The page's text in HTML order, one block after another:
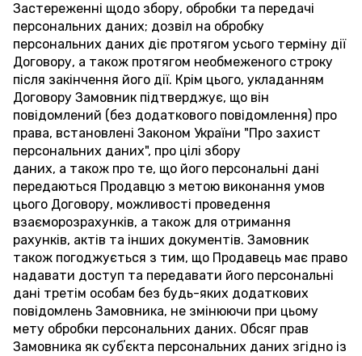
Застереженні щодо збору, обробки та передачі
персональних даних; дозвіл на обробку
персональних даних діє протягом усього терміну дії
Договору, а також протягом необмеженого строку
після закінчення його дії. Крім цього, укладанням
Договору Замовник підтверджує, що він
повідомлений (без додаткового повідомлення) про
права, встановлені Законом України "Про захист
персональних даних", про цілі збору
даних, а також про те, що його персональні дані
передаються Продавцю з метою виконання умов
цього Договору, можливості проведення
взаєморозрахунків, а також для отримання
рахунків, актів та інших документів. Замовник
також погоджується з тим, що Продавець має право
надавати доступ та передавати його персональні
дані третім особам без будь-яких додаткових
повідомлень Замовника, не змінюючи при цьому
мету обробки персональних даних. Обсяг прав
Замовника як субʼєкта персональних даних згідно із